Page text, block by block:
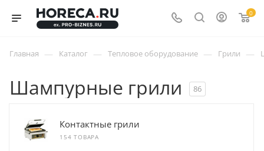
0
Главная — Каталог — Тепловое оборудование — Грили —
Шампурные грили 86
Контактные грили
154 ТОВАРА